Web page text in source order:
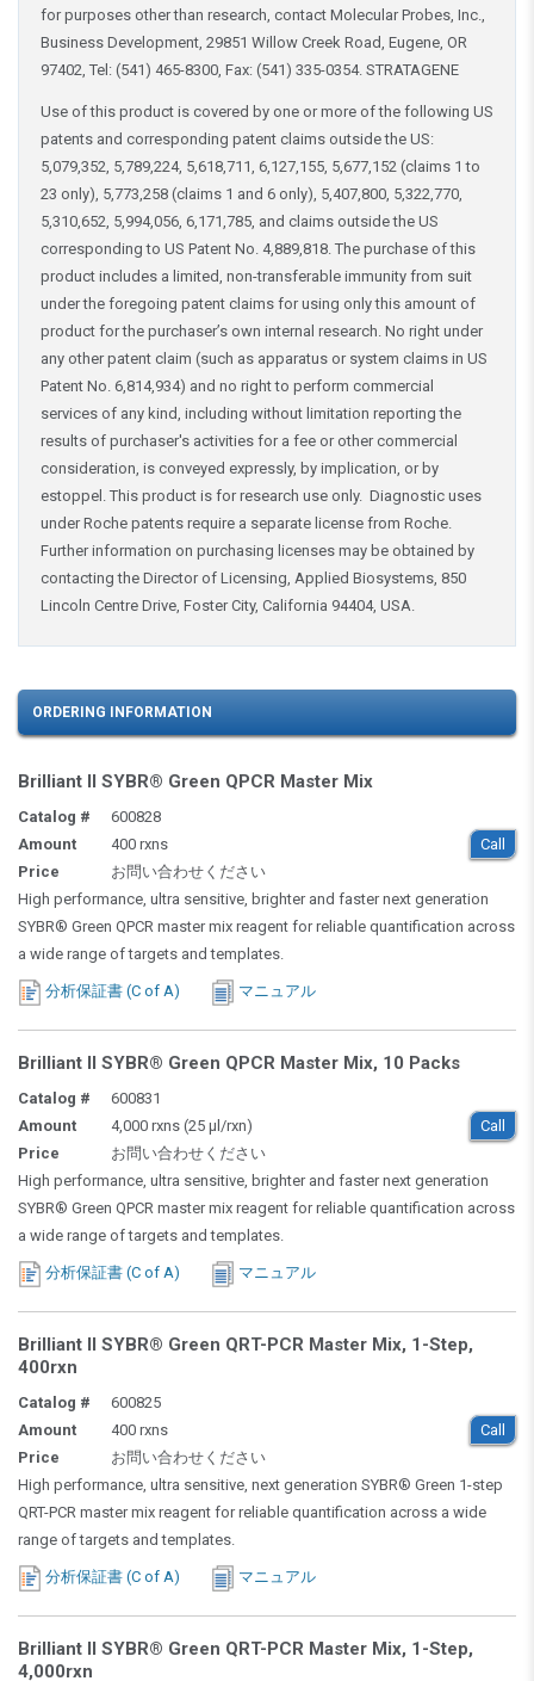
for purposes other than research, contact Molecular Probes, Inc.,
Business Development, 29851 Willow Creek Road, Eugene, OR
97402, Tel: (541) 465-8300, Fax: (541) 335-0354. STRATAGENE
Use of this product is covered by one or more of the following US
patents and corresponding patent claims outside the US:
5,079,352, 5,789,224, 5,618,711, 6,127,155, 5,677,152 (claims 1 to
23 only), 5,773,258 (claims 1 and 6 only), 5,407,800, 5,322,770,
5,310,652, 5,994,056, 6,171,785, and claims outside the US
corresponding to US Patent No. 4,889,818. The purchase of this
product includes a limited, non-transferable immunity from suit
under the foregoing patent claims for using only this amount of
product for the purchaser’s own internal research. No right under
any other patent claim (such as apparatus or system claims in US
Patent No. 6,814,934) and no right to perform commercial
services of any kind, including without limitation reporting the
results of purchaser's activities for a fee or other commercial
consideration, is conveyed expressly, by implication, or by
estoppel. This product is for research use only. Diagnostic uses
under Roche patents require a separate license from Roche.
Further information on purchasing licenses may be obtained by
contacting the Director of Licensing, Applied Biosystems, 850
Lincoln Centre Drive, Foster City, California 94404, USA.
ORDERING INFORMATION
Brilliant II SYBR® Green QPCR Master Mix
Catalog #
600828
Call
Amount
400 rxns
Price
お問い合わせください
High performance, ultra sensitive, brighter and faster next generation
SYBR® Green QPCR master mix reagent for reliable quantification across
a wide range of targets and templates.
分析保証書 (C of A) マニュアル
Brilliant II SYBR® Green QPCR Master Mix, 10 Packs
Catalog #
600831
Call
Amount
4,000 rxns (25 µl/rxn)
Price
お問い合わせください
High performance, ultra sensitive, brighter and faster next generation
SYBR® Green QPCR master mix reagent for reliable quantification across
a wide range of targets and templates.
分析保証書 (C of A) マニュアル
Brilliant II SYBR® Green QRT-PCR Master Mix, 1-Step,
400rxn
Catalog #
600825
Call
Amount
400 rxns
Price
お問い合わせください
High performance, ultra sensitive, next generation SYBR® Green 1-step
QRT-PCR master mix reagent for reliable quantification across a wide
range of targets and templates.
分析保証書 (C of A) マニュアル
Brilliant II SYBR® Green QRT-PCR Master Mix, 1-Step,
4,000rxn